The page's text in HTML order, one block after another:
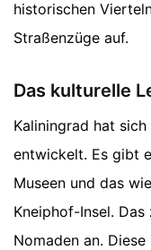
historischen
Straßenzüge auf.
Das kulturelle
Kaliningrad hat
entwickelt. Es gibt
Museen und das
Kneiphof-Insel.
Nomaden an.